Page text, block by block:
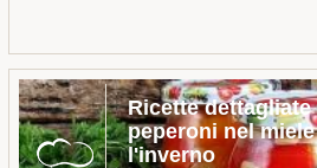
Ricette
peperoni nel
l'inverno